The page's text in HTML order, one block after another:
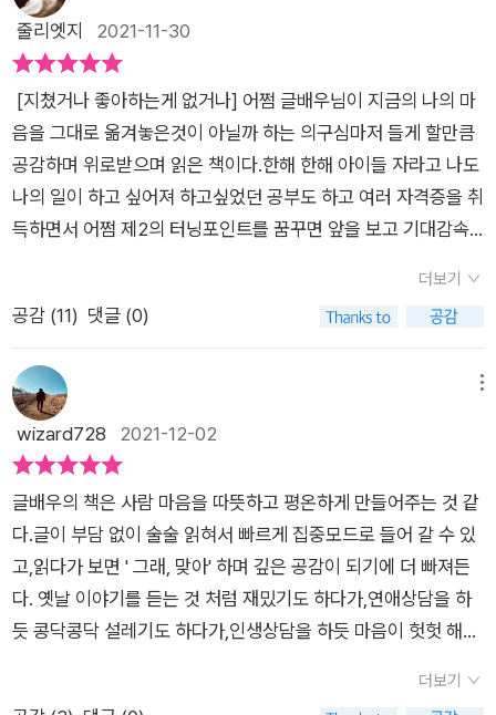
ooks)으로부터 도서를 지원받아 주관적으로 작성하였습니다.^^
줄리엣지 2021-11-30
[지쳤거나 좋아하는게 없거나] 어쩜 글배우님이 지금의 나의 마
음을 그대로 옮겨놓은것이 아닐까 하는 의구심마저 들게 할만큼
공감하며 위로받으며 읽은 책이다.한해 한해 아이들 자라고 나도
나의 일이 하고 싶어져 하고싶었던 공부도 하고 여러 자격증을 취
득하면서 어쩜 제2의 터닝포인트를 꿈꾸면 앞을 보고 기대감속
내가 꿈꾸던 현실과는 괴리감이 느껴져 한걸음 뒤로 물러선채 주
저앉고 말았다.​ 그렇게 나의 마음은 무너져가고 한없이 작아지고
자존감마저 바닥을 기어다니고 있는 요즘 [지쳤거나 좋아하는게
없거나] 를 읽으면서 그동안의 나를 많이 뒤돌아보고 책속에서
위로를 받고 책속에서 울고 있는 나를 다독여주는 문장들이 다가
왔다.​무기력하기만 한 나의 일상이 무엇때문일까 그 이유를 생각
둡기만 하고 그렇게 끝이 없을것 같은 나의 감정들이 이 책을 통
해서 하나씩 하나씩 자리를 잡아가고 있다. 당신이 정말 힘든 건
너무나 지쳐서이다.당신이 생각하는것 보다 훨씬 더 당신이 지쳐
서이다.그래서 이제는 그만 하고 싶은것일지도 모른다.그것은 잘
못된 것이 아닐지 모른다.누구나 힘들면 그만하고 싶으니깐.스스
로를 너무 작고 못나게 바라보지 말자.그 동안 얼마나 노력했는가
그동안 얼마나 잘하고 싶었는가.. 이 문장이 나를 다시 일으켜세
더보기
공감 (11) 댓글 (0)
wizard728 2021-12-02
글배우의 책은 사람 마음을 따뜻하고 평온하게 만들어주는 것 같
다.글이 부담 없이 술술 읽혀서 빠르게 집중모드로 들어 갈 수 있
고,읽다가 보면 ' 그래, 맞아' 하며 깊은 공감이 되기에 더 빠져든
다. 옛날 이야기를 듣는 것 처럼 재밌기도 하다가,연애상담을 하
듯 콩닥콩닥 설레기도 하다가,인생상담을 하듯 마음이 헛헛 해지
해하고 맞춰가는 것나 자신을 사랑 할 수 있는 사람이 되어야만
더보기